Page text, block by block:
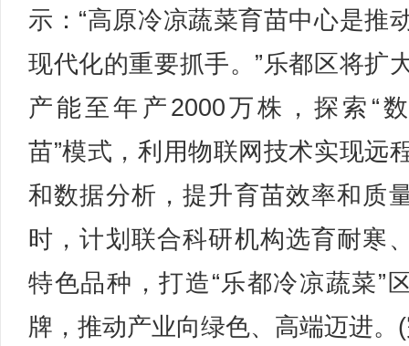
示：“高原冷凉蔬菜育苗中心是推
现代化的重要抓手。”乐都区将扩
产能至年产2000万株，探索“
苗”模式，利用物联网技术实现远
和数据分析，提升育苗效率和质
时，计划联合科研机构选育耐寒
特色品种，打造“乐都冷凉蔬菜”
牌，推动产业向绿色、高端迈进。